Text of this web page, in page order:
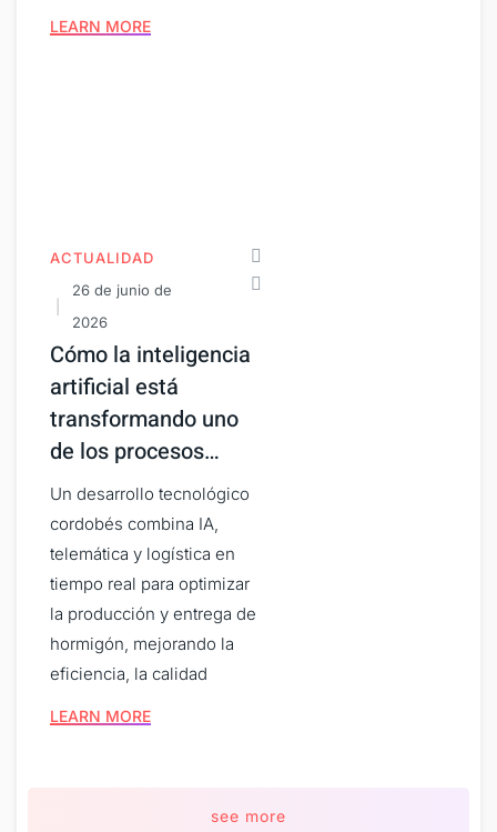
LEARN MORE
ACTUALIDAD
26 de junio de
2026
Cómo la inteligencia
artificial está
transformando uno
de los procesos…
Un desarrollo tecnológico
cordobés combina IA,
telemática y logística en
tiempo real para optimizar
la producción y entrega de
hormigón, mejorando la
eficiencia, la calidad
LEARN MORE
see more